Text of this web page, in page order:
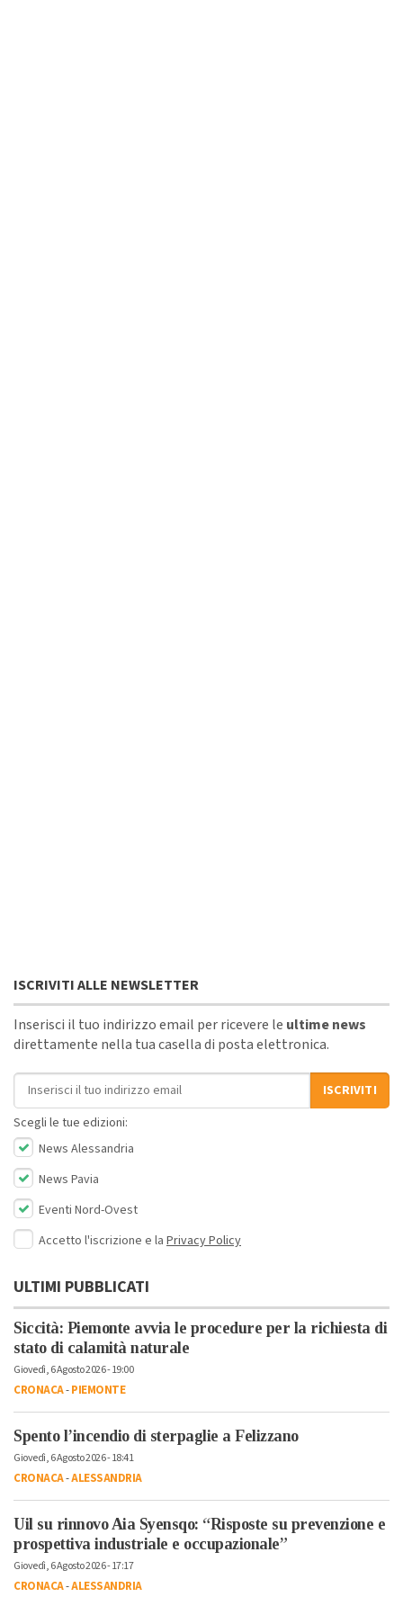
ISCRIVITI ALLE NEWSLETTER
Inserisci il tuo indirizzo email per ricevere le ultime news
direttamente nella tua casella di posta elettronica.
Indirizzo email
ISCRIVITI
Scegli le tue edizioni:
News Alessandria
News Pavia
Eventi Nord-Ovest
Accetto l'iscrizione e la Privacy Policy
ULTIMI PUBBLICATI
Siccità: Piemonte avvia le procedure per la richiesta di
stato di calamità naturale
Giovedì, 6 Agosto 2026 - 19:00
CRONACA-PIEMONTE
Spento l’incendio di sterpaglie a Felizzano
Giovedì, 6 Agosto 2026 - 18:41
CRONACA-ALESSANDRIA
Uil su rinnovo Aia Syensqo: “Risposte su prevenzione e
prospettiva industriale e occupazionale”
Giovedì, 6 Agosto 2026 - 17:17
CRONACA-ALESSANDRIA